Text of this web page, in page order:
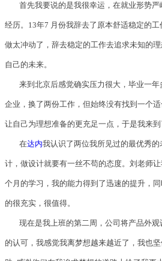
首先我要说的是我很幸运，在就业形势
经历。 13年7 月份我辞去了原本舒适稳定的
做太冲动了，辞去稳定的工作去追求未知的
自己的未来。
来到北京后感觉确实压力很大，毕业一
企业，换了两份工作，但始终没有找到一个
让自己为理想准备的更充足一点，于是我来到
在达内我认识了两位我所见过的最优秀
计，做设计就要有一丝不苟的态度。刘老师
个月的学习，我的能力得到了迅速的提升，
的很充实，很值得。
现在是我上班的第二周，公司将产品外观
的认可，我感觉我离梦想越来越近了，我也